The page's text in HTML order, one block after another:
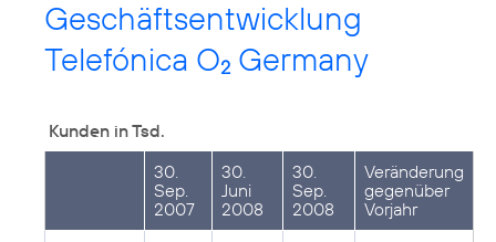
Geschäftsentwicklung
Telefónica O2 Germany
Kunden in Tsd.
30.
Sep.
2007
30.
Juni
2008
30.
Sep.
2008
Veränderung
gegenüber
Vorjahr